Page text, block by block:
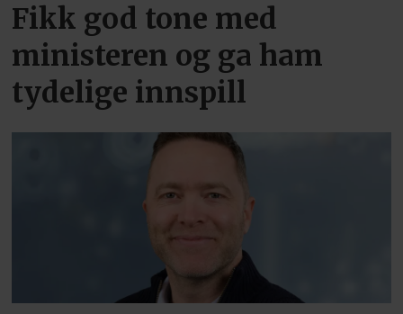
Fikk god tone med
ministeren og ga ham
tydelige innspill